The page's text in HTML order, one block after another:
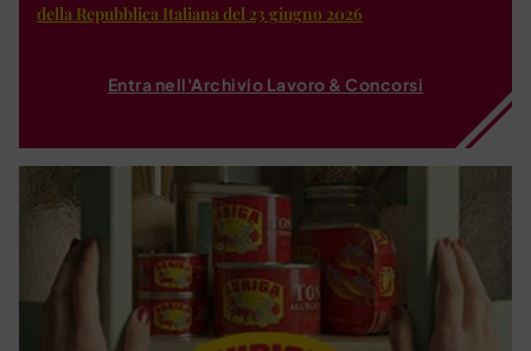
della Repubblica Italiana del 23 giugno 2026
Entra nell'Archivio Lavoro & Concorsi